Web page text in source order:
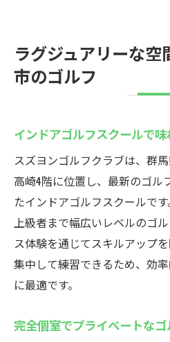
ラグジュアリーな
市のゴルフ
インドアゴルフスクールで
スズヨンゴルフクラブは、群
高崎4階に位置し、最新のゴル
たインドアゴルフスクールで
上級者まで幅広いレベルのゴ
ス体験を通じてスキルアップ
集中して練習できるため、効
に最適です。
完全個室でプライベートな